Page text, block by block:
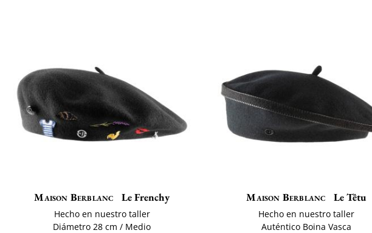
Maison Berblanc Le Frenchy
Hecho en nuestro taller
Diámetro 28 cm / Medio
Maison Berblanc Le Têtu
Hecho en nuestro taller
Auténtico Boina Vasca